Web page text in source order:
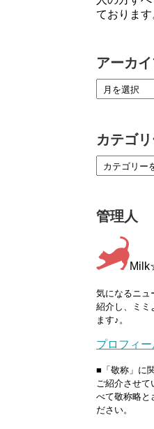
ております
アーカ
カテゴ
管理人
気になるニュ
紹介し、ミミ
ます♪。
プロフィー
■「敬称」に
ご紹介させて
べて敬称略と
ださい。